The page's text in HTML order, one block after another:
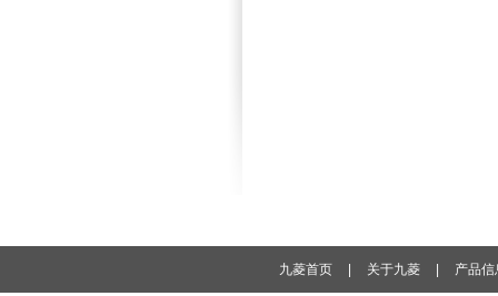
九菱首页 关于九菱 产品信